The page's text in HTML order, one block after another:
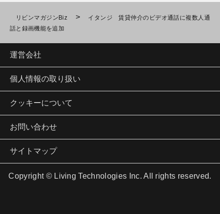
リビンマガジンBiz >
イタンジ 賃貸仲介のビデオ通話に複数人通
話と録画機能を追加
運営会社
個人情報の取り扱い
クッキーについて
お問い合わせ
サイトマップ
Copyright © Living Technologies Inc. All rights reserved.